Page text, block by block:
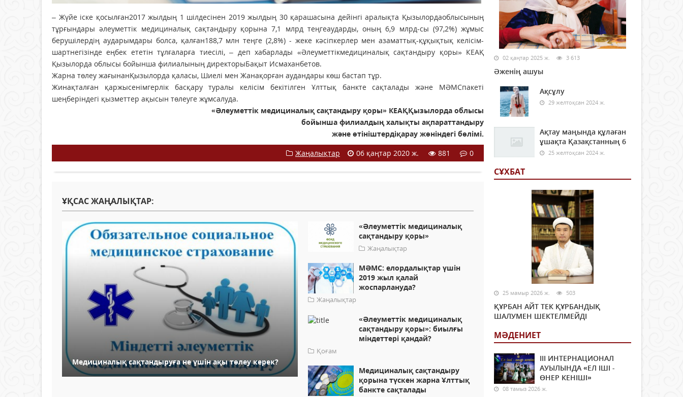
– Жүйе іске қосылған2017 жылдың 1 шілдесінен 2019 жылдың 30 қарашасына дейінгі аралықта Қызылордаоблысының
тұрғындары әлеуметтік медициналық сақтандыру қорына 7,1 млрд теңгеаударды, оның 6,9 млрд-сы (97,2%) жұмыс
берушілердің аударымдары болса, қалған188,7 млн теңге (2,8%) - жеке кәсіпкерлер мен азаматтық-құқықтық келісім-
шартнегізінде еңбек ететін тұлғаларға тиесілі, – деп хабарлады «Әлеуметтікмедициналық сақтандыру қоры» КЕАҚ
Қызылорда облысы бойынша филиалының директорыБақыт Исмаханбетов.
Жарна төлеу жағынанҚызылорда қаласы, Шиелі мен Жанақорған аудандары көш бастап тұр.
Жинақталған қаржысенімгерлік басқару туралы келісім бекітілген Ұлттық банкте сақталады және МӘМСпакеті
шеңберіндегі қызметтер ақысын төлеуге жұмсалуда.
«Әлеуметтік медициналық сақтандыру қоры» КЕАҚҚызылорда облысы
бойынша филиалдың халықты ақпараттандыру
және өтініштердіқарау жөніндегі бөлімі.
Жаңалықтар
06 қаңтар 2020 ж. 881 0
ҰҚСАС ЖАҢАЛЫҚТАР:
Медициналық сақтандыруға не үшін ақы төлеу керек?
«Әлеуметтік медициналық
сақтандыру қоры»
Жаңалықтар
МӘМС: елордалықтар үшін
2019 жыл қалай
жоспарлануда?
Жаңалықтар
«Әлеуметтік медициналық
сақтандыру қоры»: биылғы
міндеттері қандай?
Қоғам
Медициналық сақтандыру
қорына түскен жарна Ұлттық
банкте сақталады
02 қаңтар 2025 ж. 3 613
Әженің ашуы
Ақсұлу
29 желтоқсан 2024 ж.
Ақтау маңында құлаған
ұшақта Қазақстанның 6
25 желтоқсан 2024 ж.
СҰХБАТ
25 мамыр 2026 ж. 503
ҚҰРБАН АЙТ ТЕК ҚҰРБАНДЫҚ
ШАЛУМЕН ШЕКТЕЛМЕЙДІ
МӘДЕНИЕТ
ІІІ ИНТЕРНАЦИОНАЛ
АУЫЛЫНДА «ЕЛ ІШІ -
ӨНЕР КЕНІШІ»
08 тамыз 2026 ж.